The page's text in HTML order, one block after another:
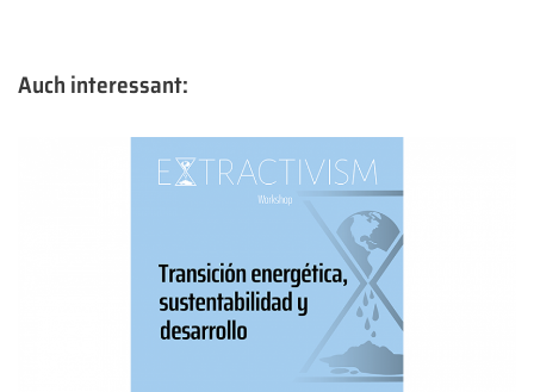
Auch interessant: